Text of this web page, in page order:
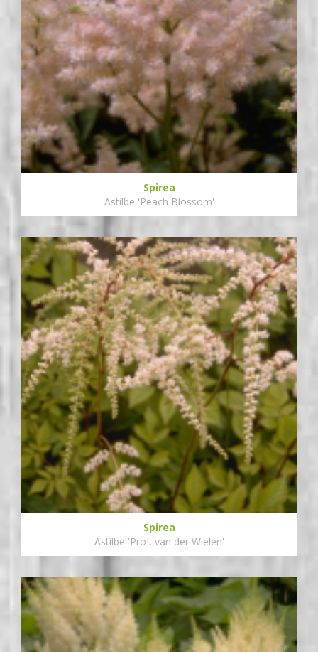
Spirea
Astilbe 'Peach Blossom'
Spirea
Astilbe 'Prof. van der Wielen'